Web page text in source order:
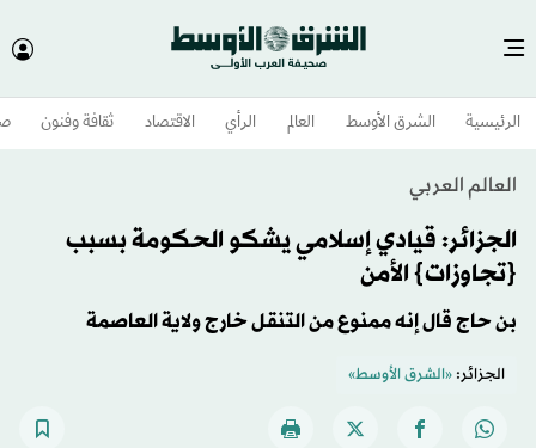
الرئيسية الشرق الأوسط​ العالم الرأي الاقتصاد ثقافة وفنون
العالم العربي
الجزائر: قيادي إسلامي يشكو الحكومة بسبب
{تجاوزات} الأمن
بن حاج قال إنه ممنوع من التنقل خارج ولاية العاصمة
الجزائر:«الشرق الأوسط»